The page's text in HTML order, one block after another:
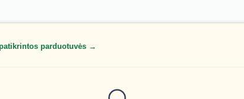
parduotuvės →